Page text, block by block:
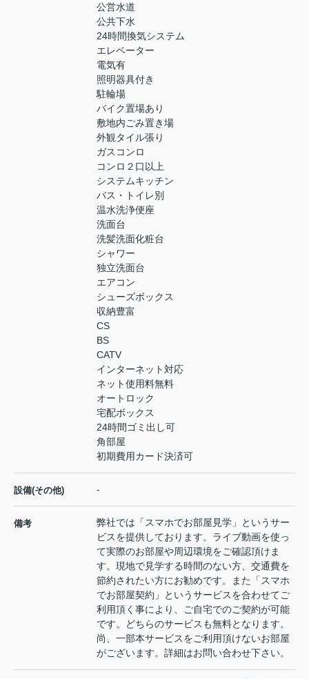
公営水道
公共下水
24時間換気システム
エレベーター
電気有
照明器具付き
駐輪場
バイク置場あり
敷地内ごみ置き場
外観タイル張り
ガスコンロ
コンロ２口以上
システムキッチン
バス・トイレ別
温水洗浄便座
洗面台
洗髪洗面化粧台
シャワー
独立洗面台
エアコン
シューズボックス
収納豊富
CS
BS
CATV
インターネット対応
ネット使用料無料
オートロック
宅配ボックス
24時間ゴミ出し可
角部屋
初期費用カード決済可
設備(その他) -
備考
弊社では「スマホでお部屋見学」というサー
ビスを提供しております。ライブ動画を使っ
て実際のお部屋や周辺環境をご確認頂けま
す。現地で見学する時間のない方、交通費を
節約されたい方にお勧めです。また「スマホ
でお部屋契約」というサービスを合わせてご
利用頂く事により、ご自宅でのご契約が可能
です。どちらのサービスも無料となります。
尚、一部本サービスをご利用頂けないお部屋
がございます。詳細はお問い合わせ下さい。